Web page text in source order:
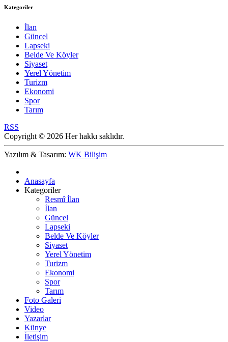
Kategoriler
İlan
Güncel
Lapseki
Belde Ve Köyler
Siyaset
Yerel Yönetim
Turizm
Ekonomi
Spor
Tarım
RSS
Copyright © 2026 Her hakkı saklıdır.
Yazılım & Tasarım: WK Bilişim
Anasayfa
Kategoriler
Resmî İlan
İlan
Güncel
Lapseki
Belde Ve Köyler
Siyaset
Yerel Yönetim
Turizm
Ekonomi
Spor
Tarım
Foto Galeri
Video
Yazarlar
Künye
İletişim